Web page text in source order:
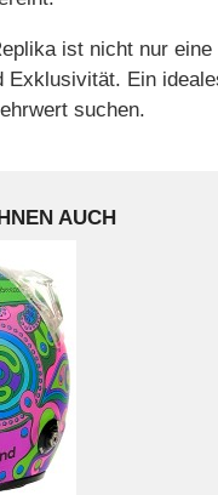
ist nicht nur
Ein
suchen.
AUCH